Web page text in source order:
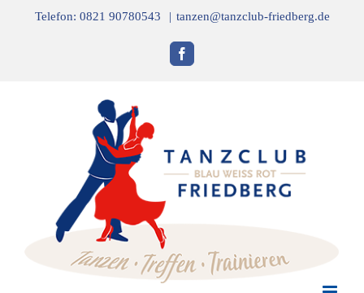
Telefon: 0821 90780543 | tanzen@tanzclub-friedberg.de
Facebook